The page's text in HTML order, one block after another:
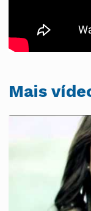
Mais